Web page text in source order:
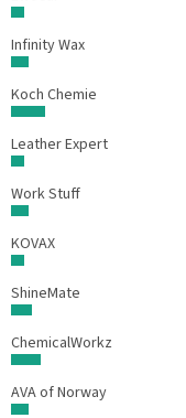
Infinity Wax
Koch Chemie
Leather Expert
Work Stuff
KOVAX
ShineMate
ChemicalWorkz
AVA of Norway